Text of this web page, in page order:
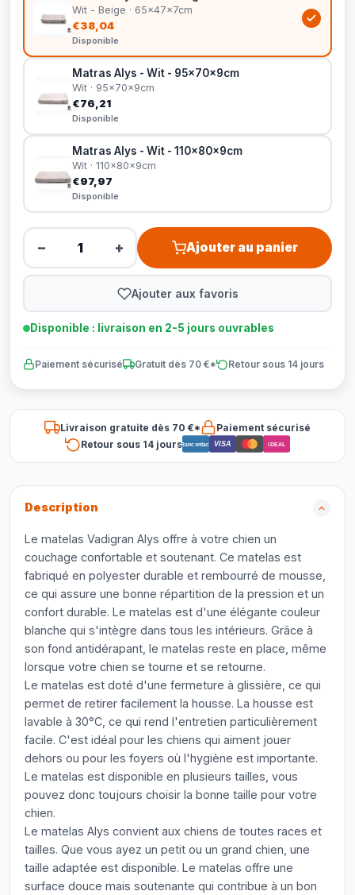
Wit - Beige · 65x47x7cm
€38,04
Disponible
Matras Alys - Wit - 95x70x9cm
Wit · 95x70x9cm
€76,21
Disponible
Matras Alys - Wit - 110x80x9cm
Wit · 110x80x9cm
€97,97
Disponible
− + Ajouter au panier
Ajouter aux favoris
Disponible : livraison en 2-5 jours ouvrables
Paiement sécurisé Gratuit dès 70 €* Retour sous 14 jours
Livraison gratuite dès 70 €*
Paiement sécurisé
Retour sous 14 joursBancontact VISA iDEAL
Description
Le matelas Vadigran Alys offre à votre chien un
couchage confortable et soutenant. Ce matelas est
fabriqué en polyester durable et rembourré de mousse,
ce qui assure une bonne répartition de la pression et un
confort durable. Le matelas est d'une élégante couleur
blanche qui s'intègre dans tous les intérieurs. Grâce à
son fond antidérapant, le matelas reste en place, même
lorsque votre chien se tourne et se retourne.
Le matelas est doté d'une fermeture à glissière, ce qui
permet de retirer facilement la housse. La housse est
lavable à 30°C, ce qui rend l'entretien particulièrement
facile. C'est idéal pour les chiens qui aiment jouer
dehors ou pour les foyers où l'hygiène est importante.
Le matelas est disponible en plusieurs tailles, vous
pouvez donc toujours choisir la bonne taille pour votre
chien.
Le matelas Alys convient aux chiens de toutes races et
tailles. Que vous ayez un petit ou un grand chien, une
taille adaptée est disponible. Le matelas offre une
surface douce mais soutenante qui contribue à un bon